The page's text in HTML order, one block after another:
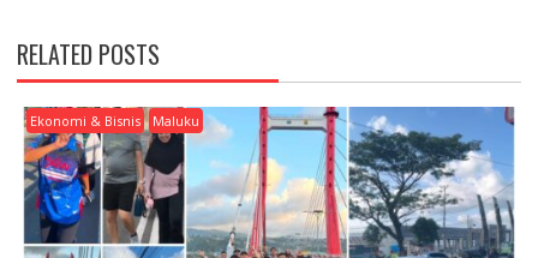
V
I
G
A
T
O
RELATED POSTS
Ekonomi & Bisnis Maluku